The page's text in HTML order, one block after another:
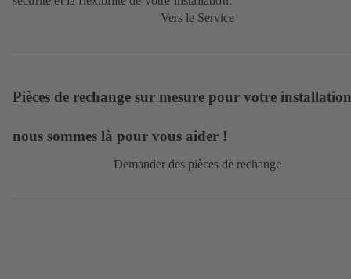
Vers le Service
Pièces de rechange sur mesure pour votre
nous sommes là pour vous aider !
Demander des pièces de rechange